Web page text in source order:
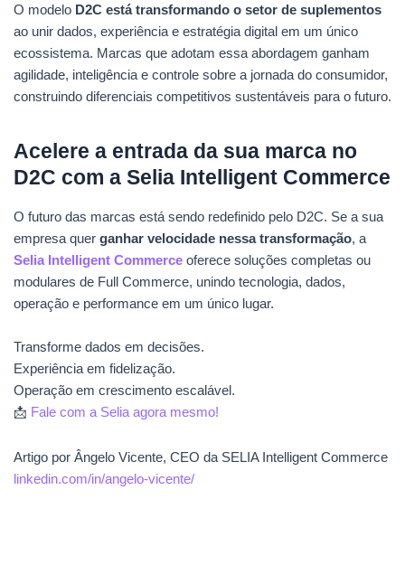
O modelo D2C está transformando o setor de suplementos
ao unir dados, experiência e estratégia digital em um único
ecossistema. Marcas que adotam essa abordagem ganham
agilidade, inteligência e controle sobre a jornada do consumidor,
construindo diferenciais competitivos sustentáveis para o futuro.
Acelere a entrada da sua marca no
D2C com a Selia Intelligent Commerce
O futuro das marcas está sendo redefinido pelo D2C. Se a sua
empresa quer ganhar velocidade nessa transformação, a
Selia Intelligent Commerce oferece soluções completas ou
modulares de Full Commerce, unindo tecnologia, dados,
operação e performance em um único lugar.
Transforme dados em decisões.
Experiência em fidelização.
Operação em crescimento escalável.
📩 Fale com a Selia agora mesmo!
Artigo por Ângelo Vicente, CEO da SELIA Intelligent Commerce
linkedin.com/in/angelo-vicente/